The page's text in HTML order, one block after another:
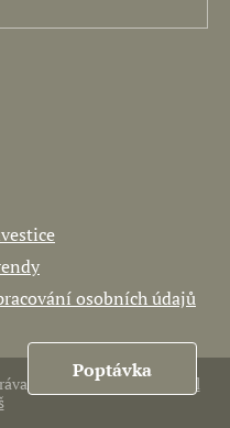
osobních údajů
vyhrazena. Vytvořil
Pavel
Poptávka